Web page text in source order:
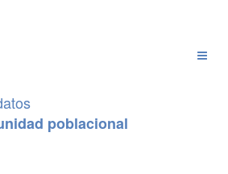
poblacional